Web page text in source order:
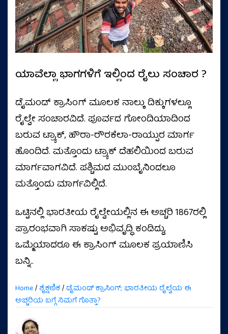
ಯಾವೆಲ್ಲಾ ಭಾಗಗಳಿಗೆ ಇಲ್ಲಿಂದ ರೈಲು ಸಂಚಾರ ?
ಡೈಮಂಡ್ ಕ್ರಾಸಿಂಗ್ ಮೂಲಕ ನಾಲ್ಕು ದಿಕ್ಕುಗಳಲ್ಲೂ
ರೈಲ್ವೇ ಸಂಚಾರವಿದೆ. ಪೂರ್ವದ ಗೋಂದಿಯಾದಿಂದ
ಬರುವ ಟ್ರ್ಯಾಕ್, ಹೌರಾ-ರೌರಕೆಲಾ-ರಾಯ್ಪುರ ಮಾರ್ಗ
ಹೊಂದಿದೆ. ಮತ್ತೊಂದು ಟ್ರ್ಯಾಕ್ ದೆಹಲಿಯಿಂದ ಬರುವ
ಮಾರ್ಗವಾಗವಿದೆ. ಪಶ್ಚಿಮದ ಮುಂಬೈನಿಂದಲೂ
ಮತ್ತೊಂದು ಮಾರ್ಗವಿಲ್ಲಿದೆ.
ಒಟ್ಟಿನಲ್ಲಿ ಭಾರತೀಯ ರೈಲ್ವೇಯಲ್ಲಿನ ಈ ಅಚ್ಚರಿ 1867ರಲ್ಲಿ
ಪ್ರಾರಂಭವಾಗಿ ಸಾಕಷ್ಟು ಅಭಿವೃದ್ಧಿ ಕಂಡಿದ್ದು,
ಒಮ್ಮೆಯಾದರೂ ಈ ಕ್ರಾಸಿಂಗ್‌ ಮೂಲಕ ಪ್ರಯಾಣಿಸಿ
ಬನ್ನಿ..
Home/ ಶೈಕ್ಷಣಿಕ/ ಡೈಮಂಡ್ ಕ್ರಾಸಿಂಗ್; ಭಾರತೀಯ ರೈಲ್ವೆಯ ಈ
ಅಚ್ಚರಿಯ ಬಗ್ಗೆ ನಿಮಗೆ ಗೊತ್ತಾ?